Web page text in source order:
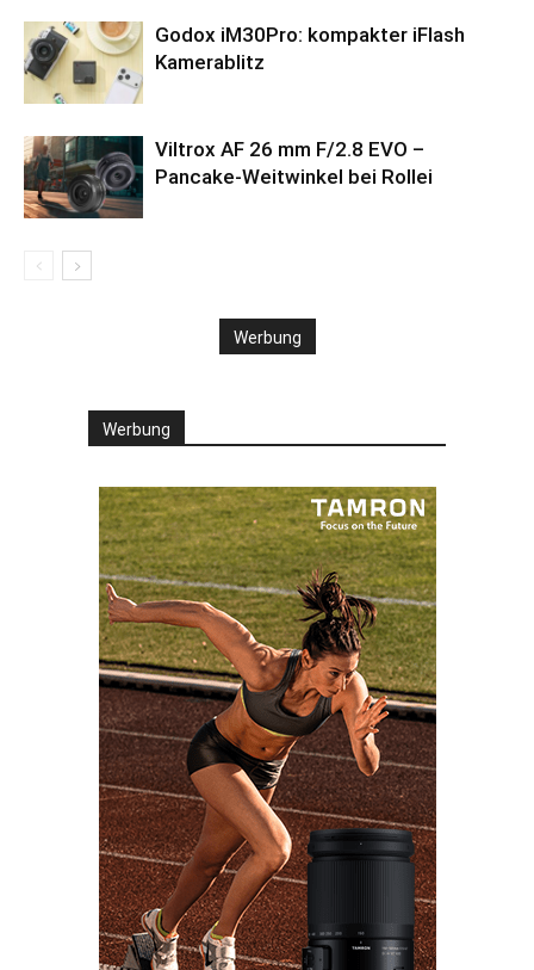
Godox iM30Pro: kompakter iFlash
Kamerablitz
Viltrox AF 26 mm F/2.8 EVO –
Pancake-Weitwinkel bei Rollei
Werbung
Werbung